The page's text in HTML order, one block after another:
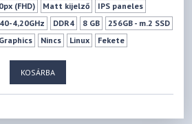
(FHD) Matt kijelző
IPS paneles
4,20GHz
DDR4 8 GB
256GB - m.2 SSD
Nincs Linux
Fekete
3.2 Gen1 HDMI
KOSÁRBA